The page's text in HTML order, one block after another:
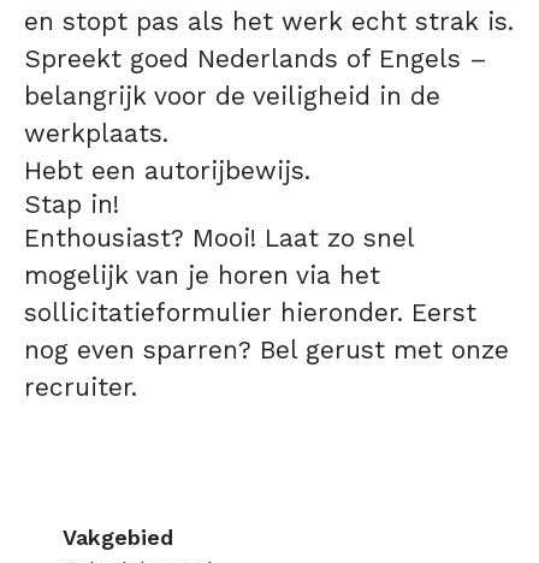
en stopt pas als het werk echt strak is.
Spreekt goed Nederlands of Engels –
belangrijk voor de veiligheid in de
werkplaats.
Hebt een autorijbewijs.
Stap in!
Enthousiast? Mooi! Laat zo snel
mogelijk van je horen via het
sollicitatieformulier hieronder. Eerst
nog even sparren? Bel gerust met onze
recruiter.
Vakgebied